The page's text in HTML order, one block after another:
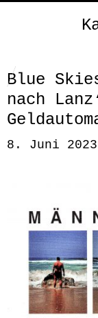
Blue
nach
8. Juni 2023